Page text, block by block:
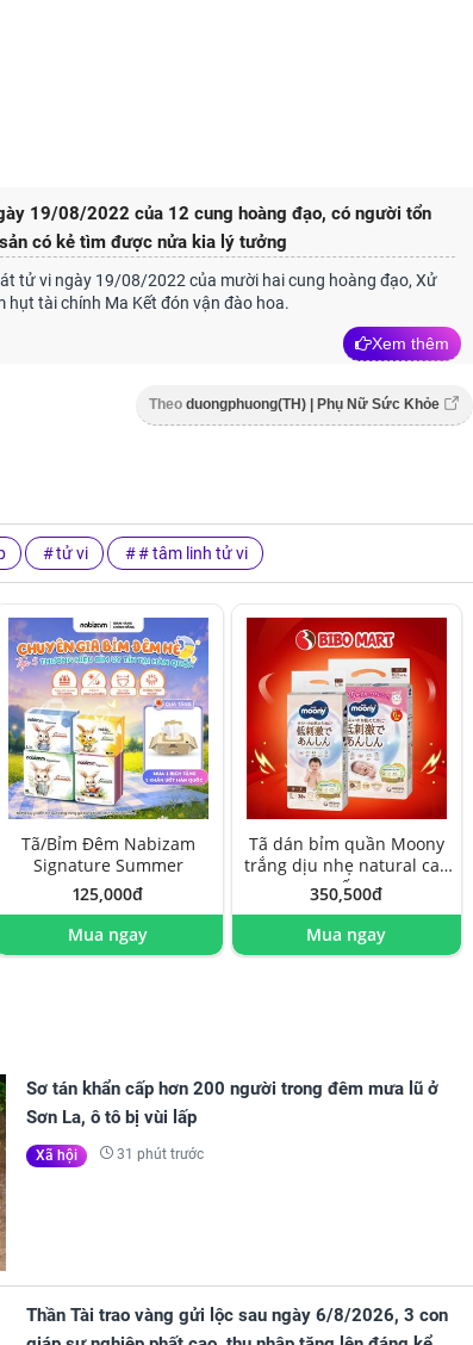
19/08/2022 của 12 cung hoàng đạo, có người tổn
có kẻ tìm được nửa kia lý tưởng
tử vi ngày 19/08/2022 của mười hai cung hoàng đạo, Xử
hụt tài chính Ma Kết đón vận đào hoa.
Xem thêm
Theo duongphuong(TH) | Phụ Nữ Sức Khỏe
tử vi # tâm linh tử vi
Tã/Bỉm Đêm Nabizam
Signature Summer
125,000đ
Mua ngay
Tã dán bỉm quần Moony
trắng dịu nhẹ natural cao
cấp
350,500đ
Mua ngay
Sơ tán khẩn cấp hơn 200 người trong đêm mưa lũ ở
Sơn La, ô tô bị vùi lấp
Xã hội 31 phút trước
Thần Tài trao vàng gửi lộc sau ngày 6/8/2026, 3 con